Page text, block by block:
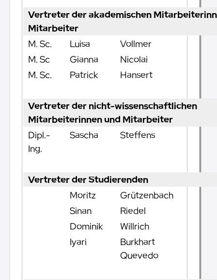
Vertreter der akademischen
Mitarbeiter
M. Sc.
Luisa
Vollmer
M. Sc
Gianna
Nicolai
M. Sc.
Patrick Hansert
Vertreter der nicht-wissenschaftlichen
Mitarbeiterinnen und Mitarbeiter
Dipl.-
Ing.
Sascha Steffens
Vertreter der Studierenden
Moritz
Grützenbach
Sinan
Riedel
Dominik
Willrich
Iyari
Burkhart
Quevedo